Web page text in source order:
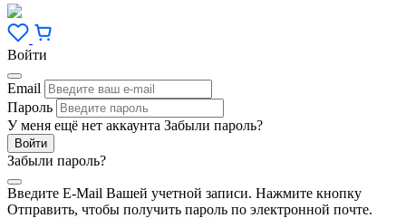
Войти
Email
Пароль
У меня ещё нет аккаунта Забыли пароль?
Забыли пароль?
Введите E-Mail Вашей учетной записи. Нажмите кнопку
Отправить, чтобы получить пароль по электронной почте.